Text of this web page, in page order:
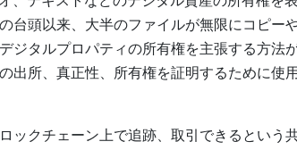
台頭以来、大半のファイルが無限にコピー
ジタルプロパティの所有権を主張する方法
出所、真正性、所有権を証明するために使
ックチェーン上で追跡、取引できるという